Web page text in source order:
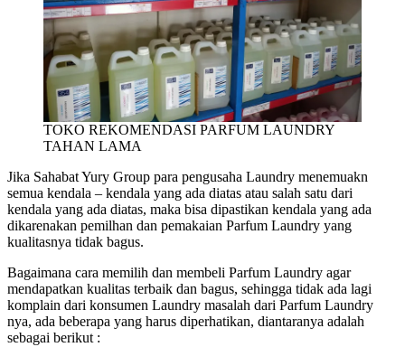
TOKO REKOMENDASI PARFUM LAUNDRY
TAHAN LAMA
Jika Sahabat Yury Group para pengusaha Laundry menemuakn
semua kendala – kendala yang ada diatas atau salah satu dari
kendala yang ada diatas, maka bisa dipastikan kendala yang ada
dikarenakan pemilhan dan pemakaian Parfum Laundry yang
kualitasnya tidak bagus.
Bagaimana cara memilih dan membeli Parfum Laundry agar
mendapatkan kualitas terbaik dan bagus, sehingga tidak ada lagi
komplain dari konsumen Laundry masalah dari Parfum Laundry
nya, ada beberapa yang harus diperhatikan, diantaranya adalah
sebagai berikut :